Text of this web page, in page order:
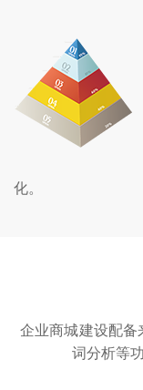
化。
企业商城建设配备
词分析等